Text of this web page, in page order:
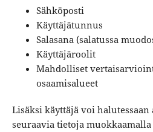
Sähköposti
Käyttäjätunnus
Salasana (salatussa
Käyttäjäroolit
Mahdolliset
osaamisalueet
Lisäksi käyttäjä voi halutessaan
seuraavia tietoja